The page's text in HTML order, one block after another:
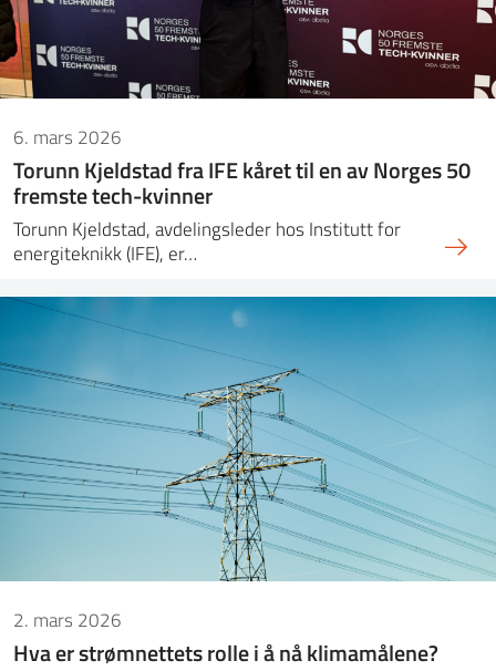
6. mars 2026
Torunn Kjeldstad fra IFE kåret til en av Norges 50
fremste tech-kvinner
Torunn Kjeldstad, avdelingsleder hos Institutt for
energiteknikk (IFE), er…
2. mars 2026
Hva er strømnettets rolle i å nå klimamålene?